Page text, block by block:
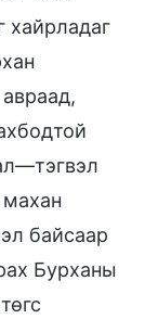
хайрладаг
байсаар
Бурханы